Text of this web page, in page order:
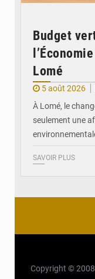
Budget
Lomé
5 août 2026
À Lomé, le
seulement une
SAVOIR PLUS
Copyright ©